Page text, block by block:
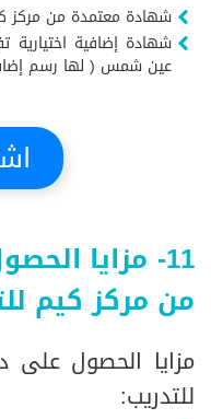
شهادة معتمدة من مركز
شهادة إضافية اختيارية
عين شمس ( لها رسم
11- مزايا
من مركز كيم
مزايا الحصول على
للتدريب: